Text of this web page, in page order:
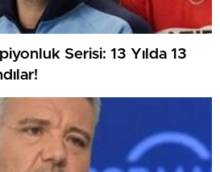
Serisi: 13 Yılda 13